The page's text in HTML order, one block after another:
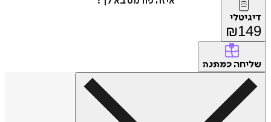
דיגיטלי
₪149
שליחה כמתנה